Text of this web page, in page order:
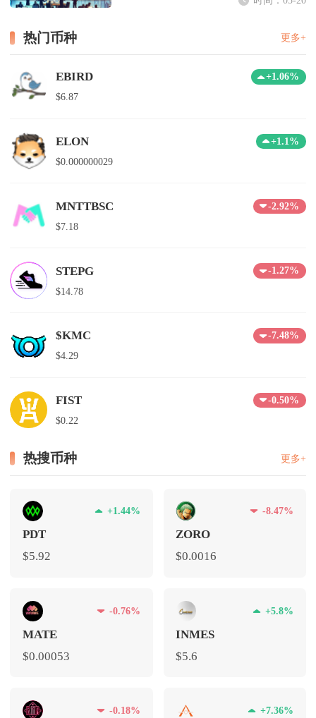
热门币种 更多+
EBIRD
+1.06%
$6.87
ELON
+1.1%
$0.000000029
MNTTBSC
-2.92%
$7.18
STEPG
-1.27%
$14.78
$KMC
-7.48%
$4.29
FIST
-0.50%
$0.22
热搜币种 更多+
+1.44%
PDT
$5.92
-8.47%
ZORO
$0.0016
-0.76%
MATE
$0.00053
+5.8%
INMES
$5.6
-0.18% +7.36%